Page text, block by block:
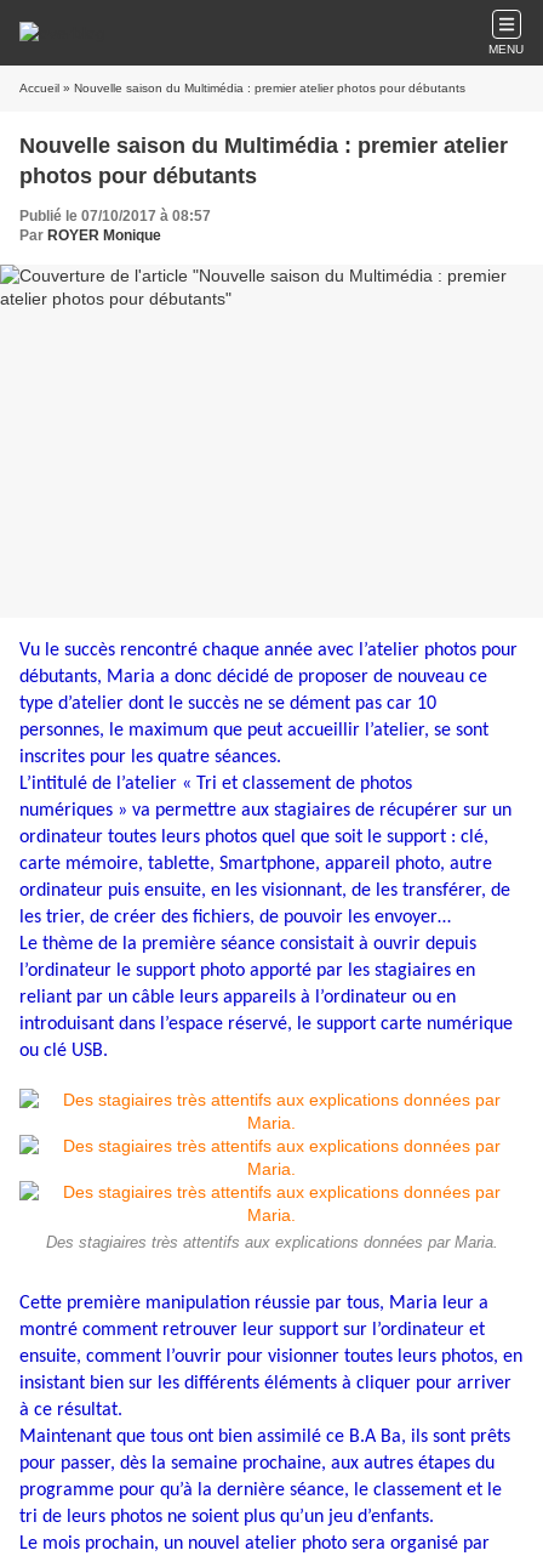
MENU
Accueil » Nouvelle saison du Multimédia : premier atelier photos pour débutants
Nouvelle saison du Multimédia : premier atelier
photos pour débutants
Publié le 07/10/2017 à 08:57
Par ROYER Monique
Vu le succès rencontré chaque année avec l’atelier photos pour
débutants, Maria a donc décidé de proposer de nouveau ce
type d’atelier dont le succès ne se dément pas car 10
personnes, le maximum que peut accueillir l’atelier, se sont
inscrites pour les quatre séances.
L’intitulé de l’atelier « Tri et classement de photos
numériques » va permettre aux stagiaires de récupérer sur un
ordinateur toutes leurs photos quel que soit le support : clé,
carte mémoire, tablette, Smartphone, appareil photo, autre
ordinateur puis ensuite, en les visionnant, de les transférer, de
les trier, de créer des fichiers, de pouvoir les envoyer…
Le thème de la première séance consistait à ouvrir depuis
l’ordinateur le support photo apporté par les stagiaires en
reliant par un câble leurs appareils à l’ordinateur ou en
introduisant dans l’espace réservé, le support carte numérique
ou clé USB.
Des stagiaires très attentifs aux explications données par Maria.
Cette première manipulation réussie par tous, Maria leur a
montré comment retrouver leur support sur l’ordinateur et
ensuite, comment l’ouvrir pour visionner toutes leurs photos, en
insistant bien sur les différents éléments à cliquer pour arriver
à ce résultat.
Maintenant que tous ont bien assimilé ce B.A Ba, ils sont prêts
pour passer, dès la semaine prochaine, aux autres étapes du
programme pour qu’à la dernière séance, le classement et le
tri de leurs photos ne soient plus qu’un jeu d’enfants.
Le mois prochain, un nouvel atelier photo sera organisé par